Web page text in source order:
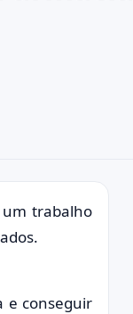
trabalho
e conseguir